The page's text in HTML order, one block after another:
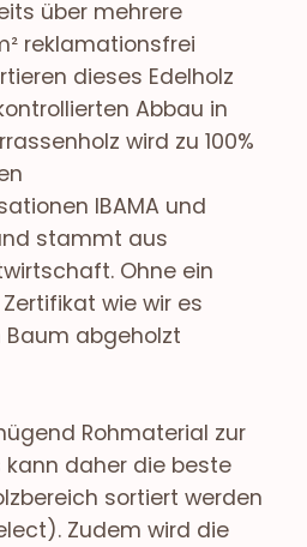
über mehrere
reklamationsfrei
dieses Edelholz
Abbau in
wird zu 100%
IBAMA und
stammt aus
Ohne ein
Zertifikat wie wir es
Baum abgeholzt
Rohmaterial zur
daher die beste
sortiert werden
Zudem wird die